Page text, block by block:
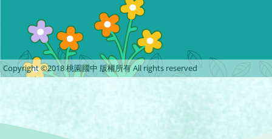
Copyright ©2018 桃園國中 版權所有 All rights reserved